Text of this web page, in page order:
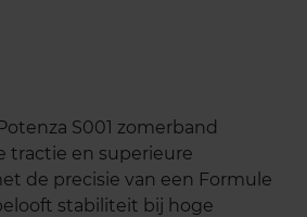
S001 zomerband
tractie en superieure
de precisie van een Formule
stabiliteit bij hoge